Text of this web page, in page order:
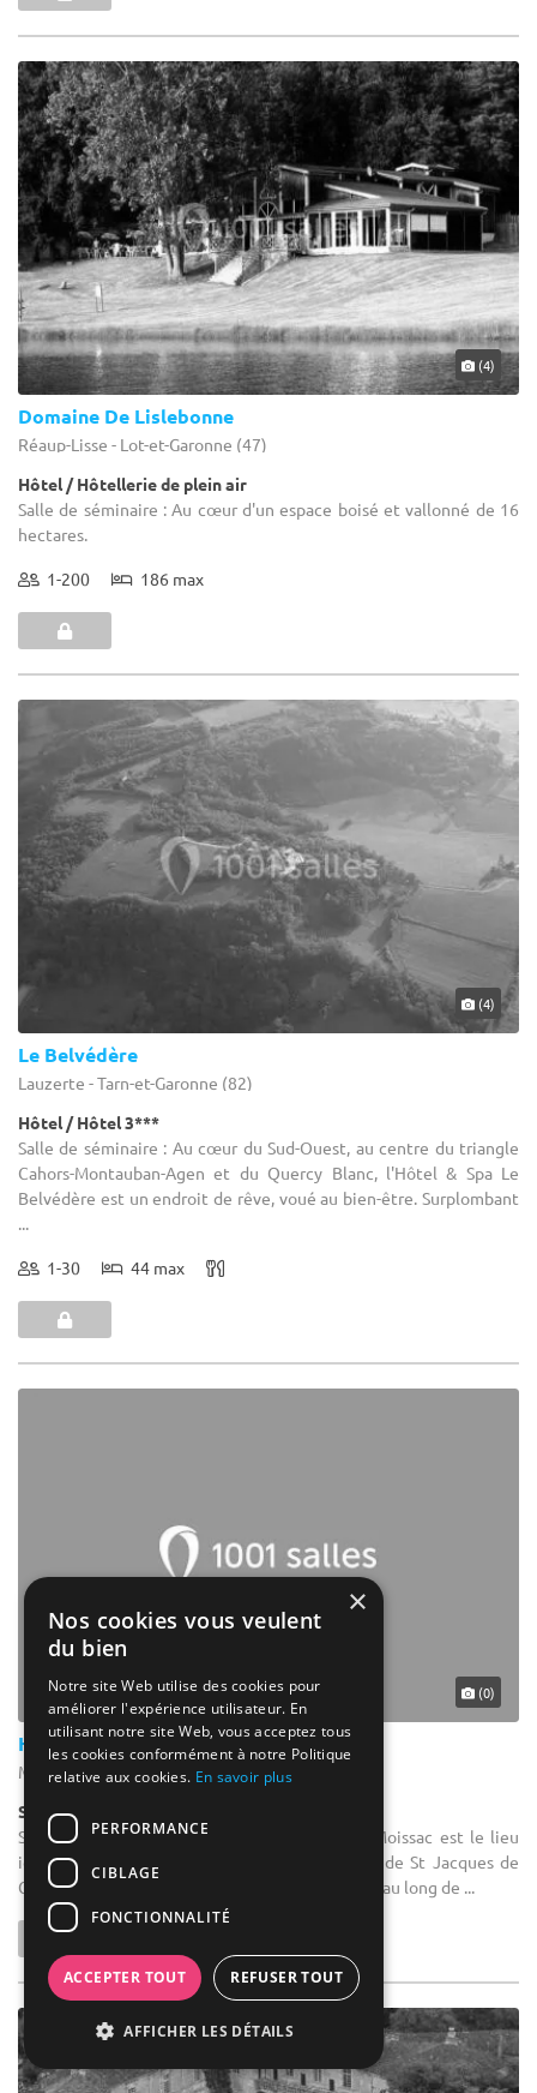
(4)
Domaine De Lislebonne
Réaup-Lisse - Lot-et-Garonne (47)
Hôtel / Hôtellerie de plein air
Salle de séminaire : Au cœur d'un espace boisé et vallonné de 16
hectares.
1-200 186 max
(4)
Le Belvédère
Lauzerte - Tarn-et-Garonne (82)
Hôtel / Hôtel 3***
Salle de séminaire : Au cœur du Sud-Ouest, au centre du triangle
Cahors-Montauban-Agen et du Quercy Blanc, l'Hôtel & Spa Le
Belvédère est un endroit de rêve, voué au bien-être. Surplombant
...
1-30 44 max
(0)
Hôtel le Chapon Fin
Moissac - Tarn-et-Garonne (82)
Salle de réception
Salle de séminaire : L'hôtel le Chapon Fin de Moissac est le lieu
idéal pour une étape agréable lors du chemin de St Jacques de
Compostelle. Nos nombreux clients fidèles tout au long de ...
×
Nos cookies vous veulent
du bien
Notre site Web utilise des cookies pour
améliorer l'expérience utilisateur. En
utilisant notre site Web, vous acceptez tous
les cookies conformément à notre Politique
relative aux cookies. En savoir plus
PERFORMANCE
CIBLAGE
FONCTIONNALITÉ
ACCEPTER TOUT REFUSER TOUT
AFFICHER LES DÉTAILS